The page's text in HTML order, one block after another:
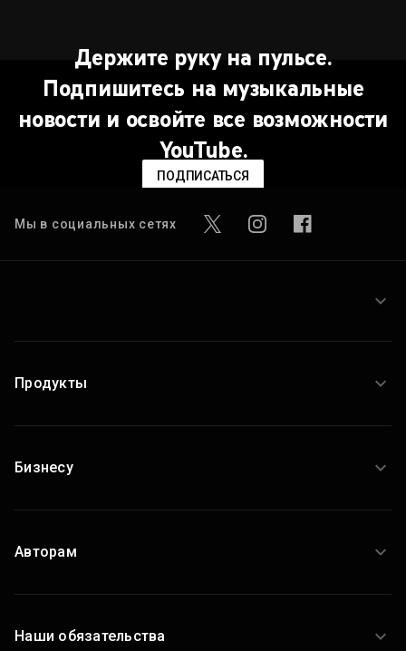
Держите руку на пульсе.
Подпишитесь на музыкальные
новости и освойте все возможности
YouTube.
ПОДПИСАТЬСЯ
Мы в социальных сетях
Продукты
Бизнесу
Авторам
Наши обязательства